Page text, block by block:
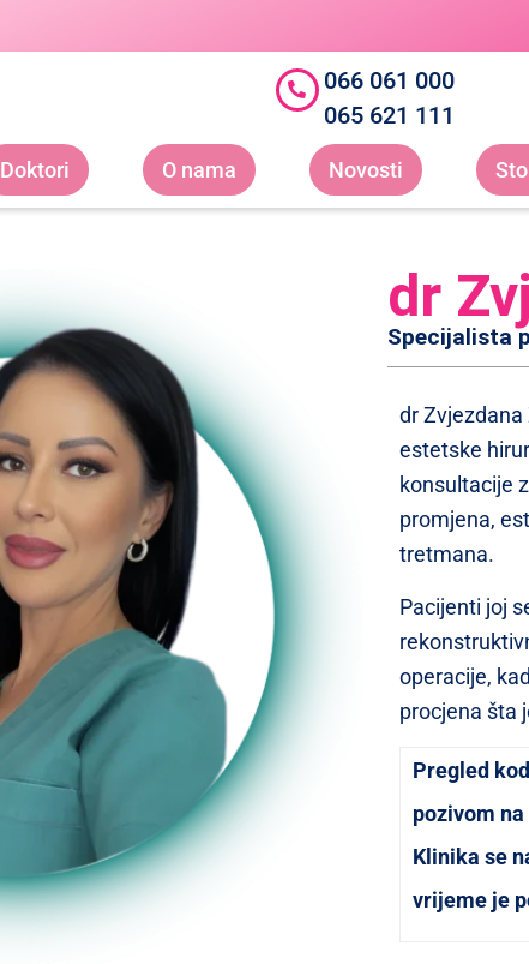
066 061 000
065 621 111
Doktori O nama Novosti
dr
Specijalista
dr
estetske
konsultacije
promjena,
tretmana.
Pacijenti joj
operacije,
procjena šta
Pregled
pozivom
Klinika se
vrijeme je